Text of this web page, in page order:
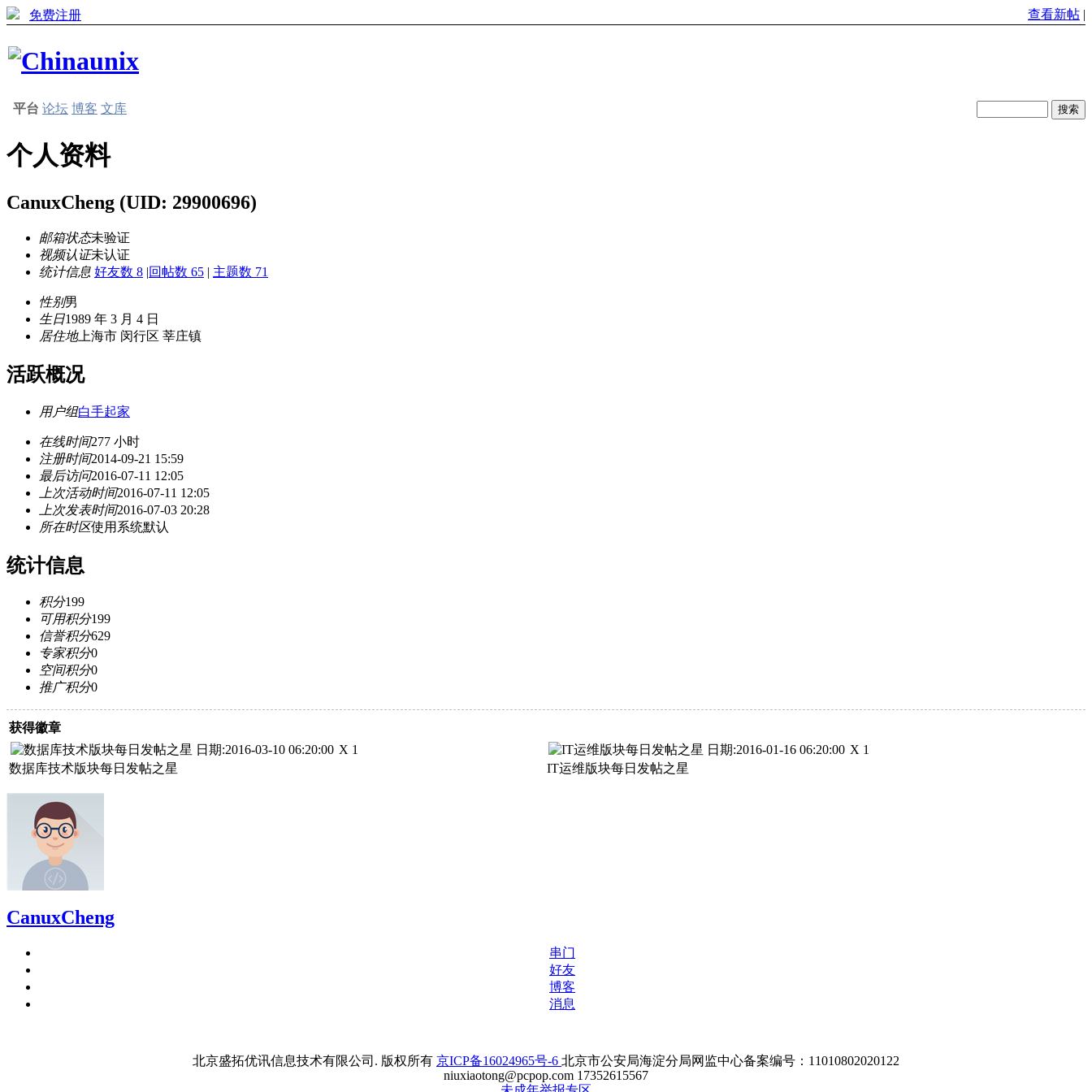
免费注册 查看新帖 |
平台 论坛 博客 文库
个人资料
CanuxCheng (UID: 29900696)
邮箱状态未验证
视频认证未认证
统计信息 好友数 8 |回帖数 65 | 主题数 71
性别男
生日1989 年 3 月 4 日
居住地上海市 闵行区 莘庄镇
活跃概况
用户组白手起家
在线时间277 小时
注册时间2014-09-21 15:59
最后访问2016-07-11 12:05
上次活动时间2016-07-11 12:05
上次发表时间2016-07-03 20:28
所在时区使用系统默认
统计信息
积分199
可用积分199
信誉积分629
专家积分0
空间积分0
推广积分0
获得徽章
X 1
数据库技术版块每日发帖之星
X 1
IT运维版块每日发帖之星
CanuxCheng
串门
好友
博客
消息
北京盛拓优讯信息技术有限公司. 版权所有 京ICP备16024965号-6 北京市公安局海淀分局网监中心备案编号：11010802020122
niuxiaotong@pcpop.com 17352615567